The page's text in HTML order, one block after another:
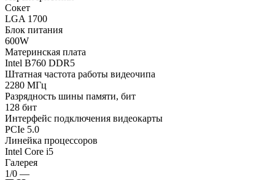
Сокет
LGA 1700
Блок питания
600W
Материнская плата
Intel B760 DDR5
Штатная частота работы видеочипа
2280 МГц
Разрядность шины памяти, бит
128 бит
Интерфейс подключения видеокарты
PCIe 5.0
Линейка процессоров
Intel Core i5
Галерея
1/0 —